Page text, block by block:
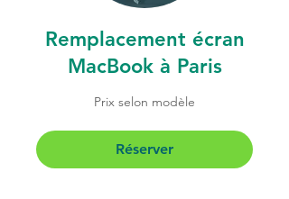
Remplacement écran
MacBook à Paris
Prix selon modèle
Réserver